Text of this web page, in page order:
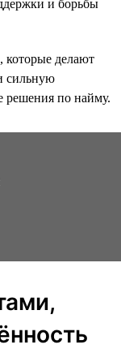
и борьбы
делают
сильную
решения по найму.